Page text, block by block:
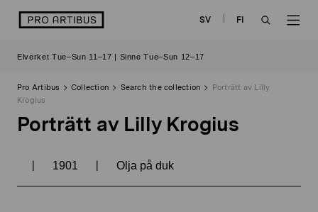
logo SV
FI
Elverket Tue–Sun 11–17 | Sinne Tue–Sun 12–17
Pro Artibus Collection Search the collection
Porträtt av Lilly
Krogius
Porträtt av Lilly Krogius
| 1901 | Olja på duk